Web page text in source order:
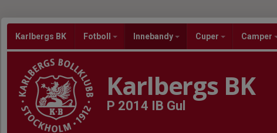
Karlbergs BK Fotboll Innebandy Cuper Camper
Karlbergs BK
P 2014 IB Gul